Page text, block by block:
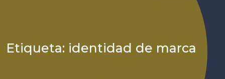
Etiqueta: identidad de marca